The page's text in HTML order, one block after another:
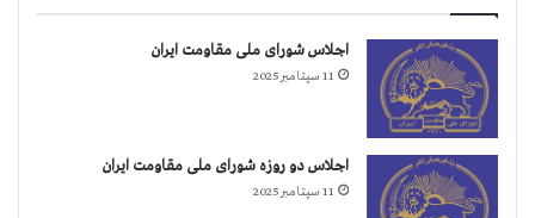
اجلاس شورای ملی مقاومت ایران
11 سپتامبر 2025
اجلاس دو روزه شورای ملی مقاومت ایران
11 سپتامبر 2025